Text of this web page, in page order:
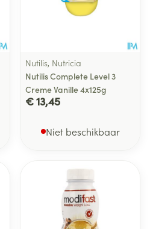
Nutilis, Nutricia
Nutilis Complete Level 3
Creme Vanille 4x125g
€ 13,45
Niet beschikbaar